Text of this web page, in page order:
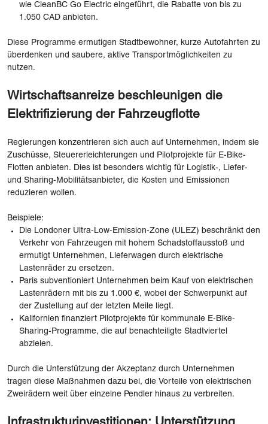
wie CleanBC Go Electric eingeführt, die Rabatte von bis zu
1.050 CAD anbieten.
Diese Programme ermutigen Stadtbewohner, kurze Autofahrten zu
überdenken und saubere, aktive Transportmöglichkeiten zu
nutzen.
Wirtschaftsanreize beschleunigen die
Elektrifizierung der Fahrzeugflotte
Regierungen konzentrieren sich auch auf Unternehmen, indem sie
Zuschüsse, Steuererleichterungen und Pilotprojekte für E-Bike-
Flotten anbieten. Dies ist besonders wichtig für Logistik-, Liefer-
und Sharing-Mobilitätsanbieter, die Kosten und Emissionen
reduzieren wollen.
Beispiele:
Die Londoner Ultra-Low-Emission-Zone (ULEZ) beschränkt den
Verkehr von Fahrzeugen mit hohem Schadstoffausstoß und
ermutigt Unternehmen, Lieferwagen durch elektrische
Lastenräder zu ersetzen.
Paris subventioniert Unternehmen beim Kauf von elektrischen
Lastenrädern mit bis zu 1.000 €, wobei der Schwerpunkt auf
der Zustellung auf der letzten Meile liegt.
Kalifornien finanziert Pilotprojekte für kommunale E-Bike-
Sharing-Programme, die auf benachteiligte Stadtviertel
abzielen.
Durch die Unterstützung der Akzeptanz durch Unternehmen
tragen diese Maßnahmen dazu bei, die Vorteile von elektrischen
Zweirädern weit über einzelne Pendler hinaus zu verbreiten.